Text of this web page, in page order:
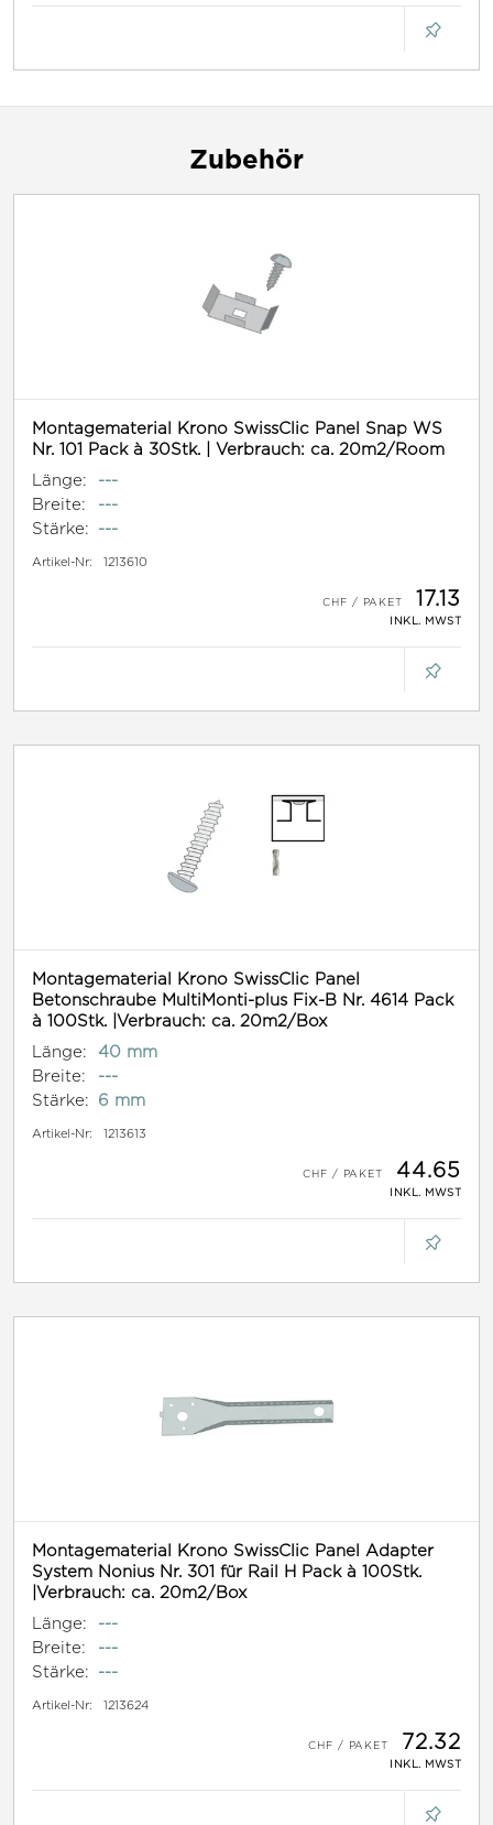
Zubehör
Montagematerial Krono SwissClic Panel Snap WS
Nr. 101 Pack à 30Stk. | Verbrauch: ca. 20m2/Room
Länge:
---
Breite:
---
Stärke:
---
Artikel-Nr: 1213610
17.13
INKL. MWST
Montagematerial Krono SwissClic Panel
Betonschraube MultiMonti-plus Fix-B Nr. 4614 Pack
à 100Stk. |Verbrauch: ca. 20m2/Box
Länge:
40 mm
Breite:
---
Stärke:
6 mm
Artikel-Nr: 1213613
44.65
INKL. MWST
Montagematerial Krono SwissClic Panel Adapter
System Nonius Nr. 301 für Rail H Pack à 100Stk.
|Verbrauch: ca. 20m2/Box
Länge:
---
Breite:
---
Stärke:
---
Artikel-Nr: 1213624
72.32
INKL. MWST